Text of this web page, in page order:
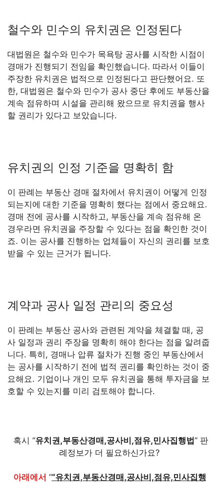
철수와 민수의 유치권은 인정된다
대법원은 철수와 민수가 목욕탕 공사를 시작한 시점이
경매가 진행되기 전임을 확인했습니다. 따라서 이들이
주장한 유치권은 법적으로 인정된다고 판단했어요. 또
한, 대법원은 철수와 민수가 공사 중단 후에도 부동산을
계속 점유하며 시설을 관리해 왔으므로 유치권을 행사
할 권리가 있다고 보았습니다.
유치권의 인정 기준을 명확히 함
이 판례는 부동산 경매 절차에서 유치권이 어떻게 인정
되는지에 대한 기준을 명확히 했다는 점에서 중요해요.
경매 전에 공사를 시작하고, 부동산을 계속 점유해 온
경우라면 유치권을 주장할 수 있다는 점을 확인한 것이
죠. 이는 공사를 진행하는 업체들이 자신의 권리를 보호
받을 수 있는 근거가 됩니다.
계약과 공사 일정 관리의 중요성
이 판례는 부동산 공사와 관련된 계약을 체결할 때, 공
사 일정과 권리 주장을 명확히 해야 한다는 점을 알려줍
니다. 특히, 경매나 압류 절차가 진행 중인 부동산에서
는 공사를 시작하기 전에 법적 권리를 확인하는 것이 중
요해요. 기업이나 개인 모두 유치권을 통해 투자금을 보
호할 수 있는지를 미리 검토해야 합니다.
혹시 “유치권,부동산경매,공사비,점유,민사집행법” 판
례정보가 더 필요하신가요?
아래에서 ““유치권,부동산경매,공사비,점유,민사집행